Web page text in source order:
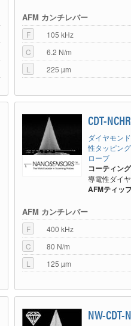
AFM カンチレバー
F
105 kHz
C
6.2 N/m
L
225 µm
CDT-NCHR
ダイヤモン
性タッピン
ローブ
コーティン
導電性ダイ
AFMティッ
AFM カンチレバー
F
400 kHz
C
80 N/m
L
125 µm
NW-CDT-